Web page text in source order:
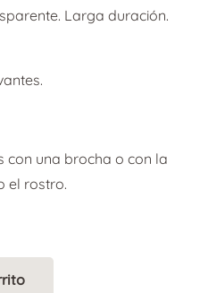
Larga duración.
con una brocha o con la
el rostro.